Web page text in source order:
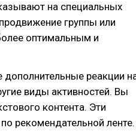
на специальных
группы или
оптимальным и
реакции
виды активностей. Вы
контента. Эти
рекомендательной ленте.